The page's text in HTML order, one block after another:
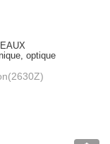
optique